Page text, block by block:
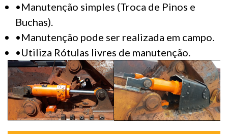
•Manutenção simples (Troca de Pinos e
Buchas).
•Manutenção pode ser realizada em campo.
•Utiliza Rótulas livres de manutenção.